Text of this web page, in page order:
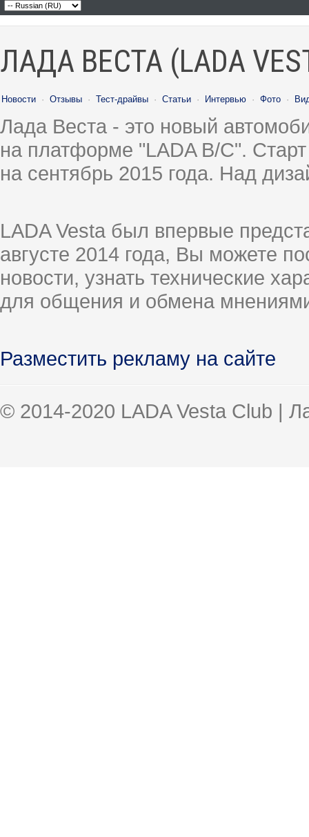
ЛАДА ВЕСТА (LADA
Новости · Отзывы · Тест-драйвы · Статьи · Интервью · Фото ·
Лада Веста - это новый
на платформе "LADA B/C".
на сентябрь 2015 года. Над
LADA Vesta был впервые
августе 2014 года, Вы можете
новости, узнать технические
для общения и обмена
Разместить рекламу на сайте
© 2014-2020 LADA Vesta Club |